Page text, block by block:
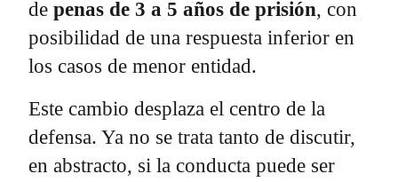
de penas de 3 a 5 años de prisión, con
posibilidad de una respuesta inferior en
los casos de menor entidad.
Este cambio desplaza el centro de la
defensa. Ya no se trata tanto de discutir,
en abstracto, si la conducta puede ser